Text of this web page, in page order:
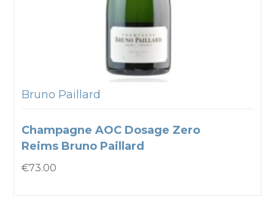
Bruno Paillard
Champagne AOC Dosage Zero
Reims Bruno Paillard
€73.00